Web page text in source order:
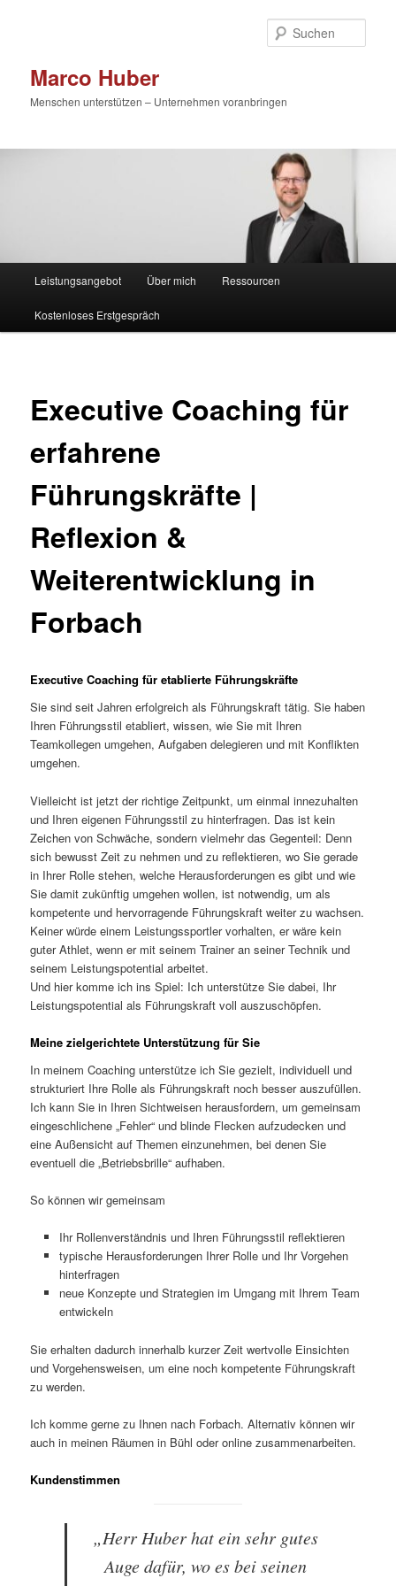
Marco Huber
Menschen unterstützen – Unternehmen voranbringen
Leistungsangebot Über mich Ressourcen
Kostenloses Erstgespräch
Executive Coaching für
erfahrene
Führungskräfte |
Reflexion &
Weiterentwicklung in
Forbach
Executive Coaching für etablierte Führungskräfte
Sie sind seit Jahren erfolgreich als Führungskraft tätig. Sie haben
Ihren Führungsstil etabliert, wissen, wie Sie mit Ihren
Teamkollegen umgehen, Aufgaben delegieren und mit Konflikten
umgehen.
Vielleicht ist jetzt der richtige Zeitpunkt, um einmal innezuhalten
und Ihren eigenen Führungsstil zu hinterfragen. Das ist kein
Zeichen von Schwäche, sondern vielmehr das Gegenteil: Denn
sich bewusst Zeit zu nehmen und zu reflektieren, wo Sie gerade
in Ihrer Rolle stehen, welche Herausforderungen es gibt und wie
Sie damit zukünftig umgehen wollen, ist notwendig, um als
kompetente und hervorragende Führungskraft weiter zu wachsen.
Keiner würde einem Leistungssportler vorhalten, er wäre kein
guter Athlet, wenn er mit seinem Trainer an seiner Technik und
seinem Leistungspotential arbeitet.
Und hier komme ich ins Spiel: Ich unterstütze Sie dabei, Ihr
Leistungspotential als Führungskraft voll auszuschöpfen.
Meine zielgerichtete Unterstützung für Sie
In meinem Coaching unterstütze ich Sie gezielt, individuell und
strukturiert Ihre Rolle als Führungskraft noch besser auszufüllen.
Ich kann Sie in Ihren Sichtweisen herausfordern, um gemeinsam
eingeschlichene „Fehler“ und blinde Flecken aufzudecken und
eine Außensicht auf Themen einzunehmen, bei denen Sie
eventuell die „Betriebsbrille“ aufhaben.
So können wir gemeinsam
Ihr Rollenverständnis und Ihren Führungsstil reflektieren
typische Herausforderungen Ihrer Rolle und Ihr Vorgehen
hinterfragen
neue Konzepte und Strategien im Umgang mit Ihrem Team
entwickeln
Sie erhalten dadurch innerhalb kurzer Zeit wertvolle Einsichten
und Vorgehensweisen, um eine noch kompetente Führungskraft
zu werden.
Ich komme gerne zu Ihnen nach Forbach. Alternativ können wir
auch in meinen Räumen in Bühl oder online zusammenarbeiten.
Kundenstimmen
„Herr Huber hat ein sehr gutes
Auge dafür, wo es bei seinen